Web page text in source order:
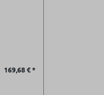
169,68 €*